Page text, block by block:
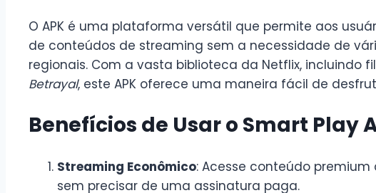
O APK é uma plataforma versátil que permite aos
de conteúdos de streaming sem a necessidade de
regionais. Com a vasta biblioteca da Netflix, incluindo
Betrayal, este APK oferece uma maneira fácil de
Benefícios de Usar o Smart Play
Streaming Econômico: Acesse conteúdo
sem precisar de uma assinatura paga.